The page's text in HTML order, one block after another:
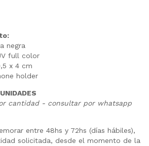
negra
full color
x 4 cm
holder
cantidad - consultar por whatsapp
entre 48hs y 72hs (días hábiles),
solicitada, desde el momento de la